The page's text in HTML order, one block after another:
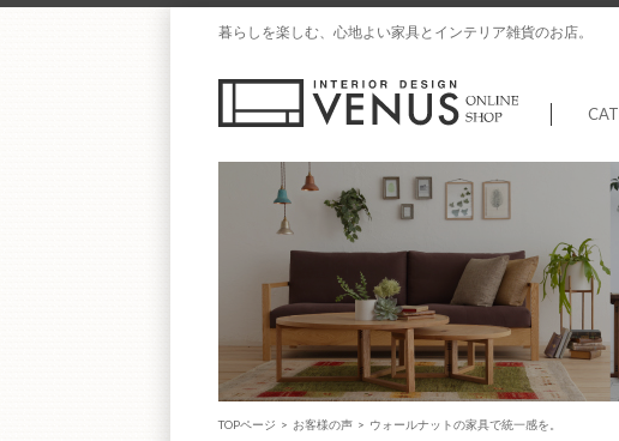
暮らしを楽しむ、心地よい家具とインテリア雑貨のお店。
TOPページ > お客様の声 > ウォールナットの家具で統一感を。